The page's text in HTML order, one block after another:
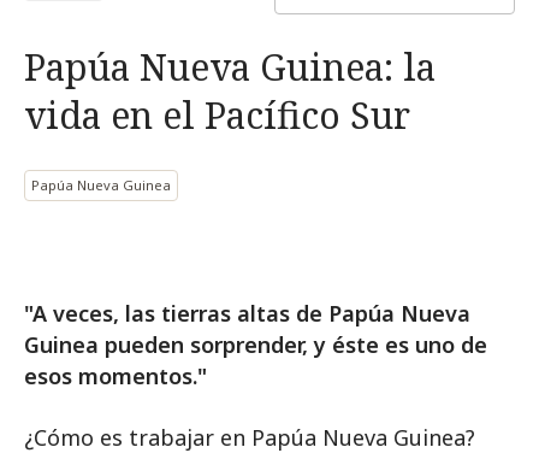
Papúa Nueva Guinea: la
vida en el Pacífico Sur
Papúa Nueva Guinea
"A veces, las tierras altas de Papúa Nueva
Guinea pueden sorprender, y éste es uno de
esos momentos."
¿Cómo es trabajar en Papúa Nueva Guinea?